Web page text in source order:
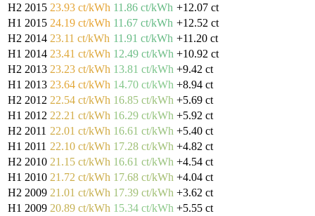
H2 2015 23.93 ct/kWh 11.86 ct/kWh +12.07 ct
H1 2015 24.19 ct/kWh 11.67 ct/kWh +12.52 ct
H2 2014 23.11 ct/kWh 11.91 ct/kWh +11.20 ct
H1 2014 23.41 ct/kWh 12.49 ct/kWh +10.92 ct
H2 2013 23.23 ct/kWh 13.81 ct/kWh +9.42 ct
H1 2013 23.64 ct/kWh 14.70 ct/kWh +8.94 ct
H2 2012 22.54 ct/kWh 16.85 ct/kWh +5.69 ct
H1 2012 22.21 ct/kWh 16.29 ct/kWh +5.92 ct
H2 2011 22.01 ct/kWh 16.61 ct/kWh +5.40 ct
H1 2011 22.10 ct/kWh 17.28 ct/kWh +4.82 ct
H2 2010 21.15 ct/kWh 16.61 ct/kWh +4.54 ct
H1 2010 21.72 ct/kWh 17.68 ct/kWh +4.04 ct
H2 2009 21.01 ct/kWh 17.39 ct/kWh +3.62 ct
H1 2009 20.89 ct/kWh 15.34 ct/kWh +5.55 ct